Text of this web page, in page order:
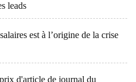
leads
est à l’origine de la crise
d'article de journal du